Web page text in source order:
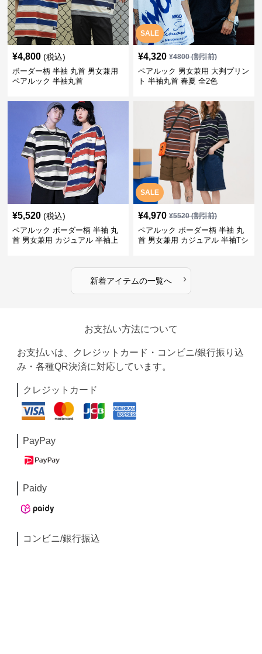
¥4,800 (税込)
ボーダー柄 半袖 丸首 男女兼用
ペアルック 半袖丸首
SALE
¥4,320 ¥4800(割引前)
ペアルック 男女兼用 大判プリン
ト 半袖丸首 春夏 全2色
¥5,520 (税込)
ペアルック ボーダー柄 半袖 丸
首 男女兼用 カジュアル 半袖上
SALE
¥4,970 ¥5520(割引前)
ペアルック ボーダー柄 半袖 丸
首 男女兼用 カジュアル 半袖Tシ
新着アイテムの一覧へ ›
お支払い方法について
お支払いは、クレジットカード・コンビニ/銀行振り込
み・各種QR決済に対応しています。
クレジットカード
PayPay
Paidy
コンビニ/銀行振込